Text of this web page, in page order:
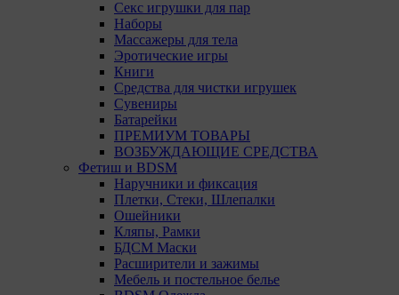
Секс игрушки для пар
Наборы
Массажеры для тела
Эротические игры
Книги
Средства для чистки игрушек
Сувениры
Батарейки
ПРЕМИУМ ТОВАРЫ
ВОЗБУЖДАЮЩИЕ СРЕДСТВА
Фетиш и BDSM
Наручники и фиксация
Плетки, Стеки, Шлепалки
Ошейники
Кляпы, Рамки
БДСМ Маски
Расширители и зажимы
Мебель и постельное белье